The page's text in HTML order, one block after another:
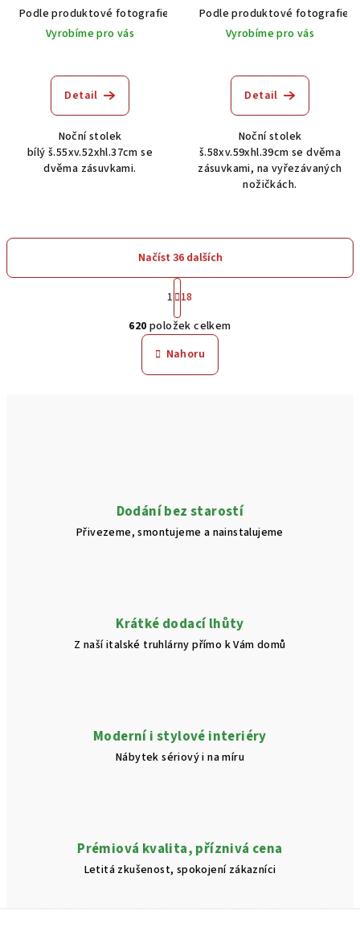
Podle produktové fotografie
Bílá Bílá s patinou BT9001-A6
Vyrobíme pro vás
Detail
Noční stolek
bílý š.55xv.52xhl.37cm se
dvěma zásuvkami.
Podle produktové fotografie
Vyrobíme pro vás
Detail
Noční stolek
š.58xv.59xhl.39cm se dvěma
zásuvkami, na vyřezávaných
nožičkách.
O
v
l
k
y
s
u
Načíst 36 dalších
S
t
r
á
n
k
o
1 18
620 položek celkem
Nahoru
Dodání bez starostí
Přivezeme, smontujeme a nainstalujeme
Krátké dodací lhůty
Z naší italské truhlárny přímo k Vám domů
Moderní i stylové interiéry
Nábytek sériový i na míru
Prémiová kvalita, příznivá cena
Letitá zkušenost, spokojení zákazníci